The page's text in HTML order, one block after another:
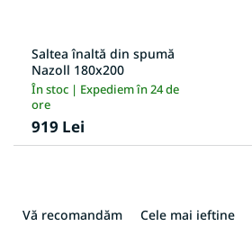
Saltea înaltă din spumă
Nazoll 180x200
În stoc | Expediem în 24 de
ore
919 Lei
eVă recomandăm Cele mai ieftine